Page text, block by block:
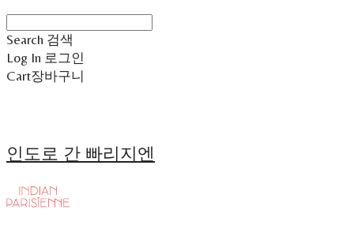
Search 검색
Log In 로그인
Cart장바구니
인도로 간 빠리지엔